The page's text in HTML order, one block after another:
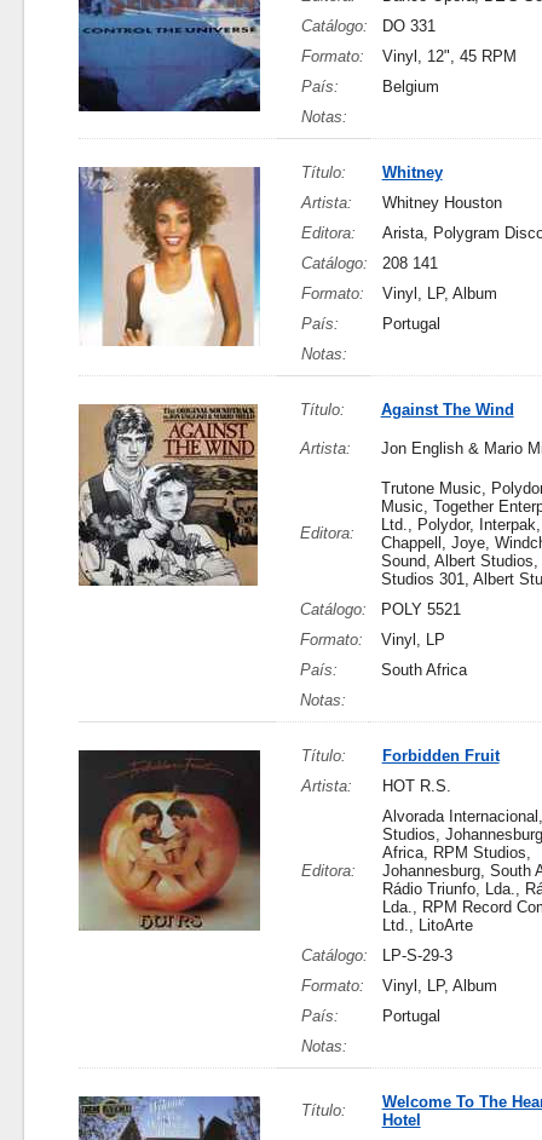
Catálogo:
DO 331
Formato:
Vinyl, 12", 45 RPM
País:
Belgium
Notas:
Título:
Whitney
Artista:
Whitney Houston
Editora:
Arista, Polygram
Catálogo:
208 141
Formato:
Vinyl, LP, Album
País:
Portugal
Notas:
Título: Against The Wind
Artista: Jon English & Mario
Editora:
Trutone Music,
Music, Together
Ltd., Polydor,
Chappell, Joye,
Sound, Albert
Studios 301, Albert
Catálogo:
POLY 5521
Formato:
Vinyl, LP
País:
South Africa
Notas:
Título:
Forbidden Fruit
Artista:
HOT R.S.
Editora:
Alvorada
Studios,
Africa, RPM Studios,
Johannesburg, South
Rádio Triunfo, Lda.,
Lda., RPM Record
Ltd., LitoArte
Catálogo:
LP-S-29-3
Formato:
Vinyl, LP, Album
País:
Portugal
Notas:
Título:
Welcome To The
Hotel